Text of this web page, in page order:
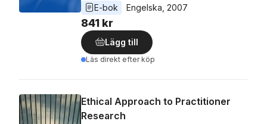
E-bok
Engelska, 2007
841 kr
Lägg till
Läs direkt efter köp
Ethical Approach to Practitioner
Research